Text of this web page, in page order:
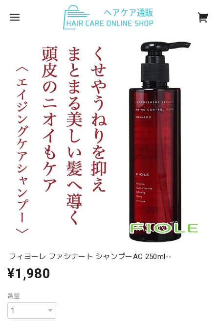
フィヨーレ ファシナート シャンプーAC 250ml--
¥1,980
数量